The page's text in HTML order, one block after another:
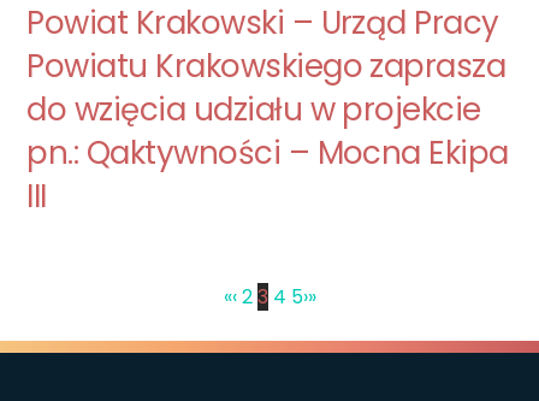
Powiat Krakowski – Urząd Pracy
Powiatu Krakowskiego zaprasza
do wzięcia udziału w projekcie
pn.: Qaktywności – Mocna Ekipa
III
«‹23 4 5›»